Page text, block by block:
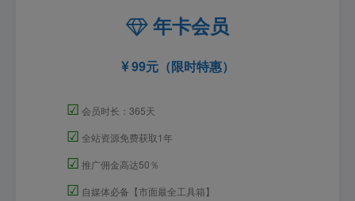
年卡会员
99元（限时特惠）
☑ 会员时长：365天
☑ 全站资源免费获取1年
☑ 推广佣金高达50％
☑ 自媒体必备【市面最全工具箱】